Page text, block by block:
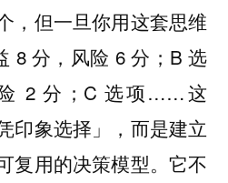
，但一旦你用这套思维
8 分，风险 6 分；B 选
2 分；C 选项……这
印象选择」，而是建立
复用的决策模型。它不